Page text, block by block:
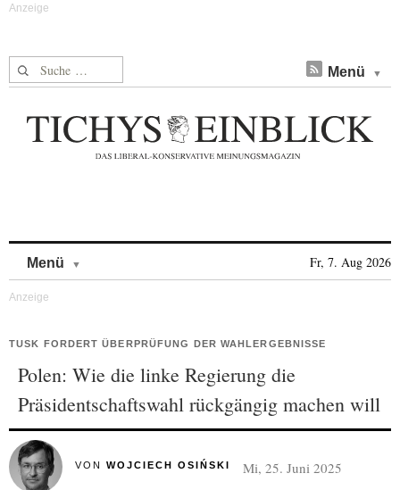
Suche nach: Menü
Menü Fr, 7. Aug 2026
TUSK FORDERT ÜBERPRÜFUNG DER WAHLERGEBNISSE
Polen: Wie die linke Regierung die
Präsidentschaftswahl rückgängig machen will
VON WOJCIECH OSIŃSKI Mi, 25. Juni 2025